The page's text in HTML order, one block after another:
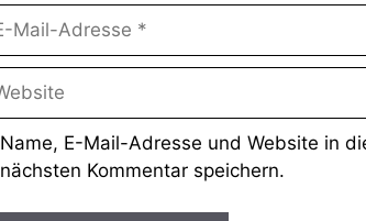
Name, E-Mail-Adresse und Website in
nächsten Kommentar speichern.